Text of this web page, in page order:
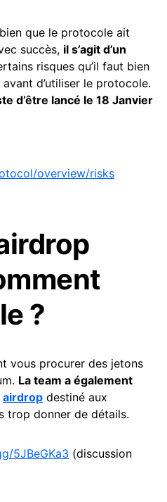
que le protocole ait
succès, il s’agit d’un
risques qu’il faut bien
d’utiliser le protocole.
d’être lancé le 18 Janvier
overview/risks
?
vous procurer des jetons
La team a également
airdrop destiné aux
trop donner de détails.
5JBeGKa3 (discussion